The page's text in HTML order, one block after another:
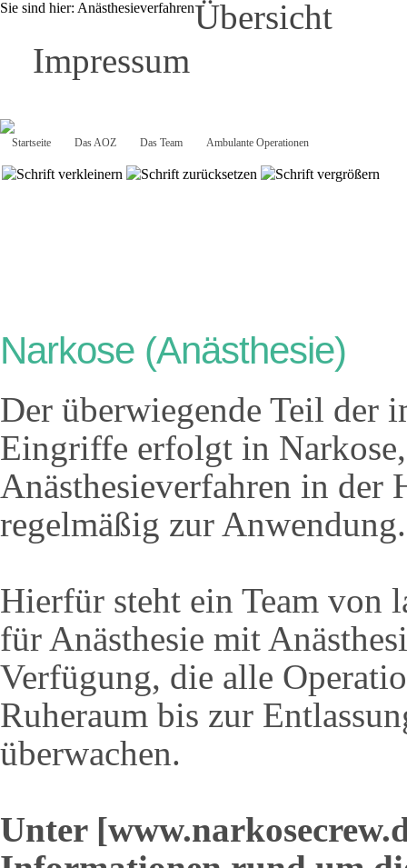
Sie sind hier: AnästhesieverfahrenÜbersicht
Impressum
Startseite Das AOZ Das Team Ambulante Operationen
Narkose (Anästhesie)
Der überwiegende Teil der
Eingriffe erfolgt in
Anästhesieverfahren in der
regelmäßig zur Anwendung.
Hierfür steht ein Team von
für Anästhesie mit
Verfügung, die alle
Ruheraum bis zur
überwachen.
Unter